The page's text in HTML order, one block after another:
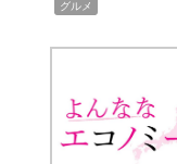
グルメ